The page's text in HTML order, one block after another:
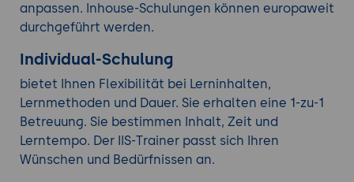
anpassen. Inhouse-Schulungen können europaweit
durchgeführt werden.
Individual-Schulung
bietet Ihnen Flexibilität bei Lerninhalten,
Lernmethoden und Dauer. Sie erhalten eine 1-zu-1
Betreuung. Sie bestimmen Inhalt, Zeit und
Lerntempo. Der IIS-Trainer passt sich Ihren
Wünschen und Bedürfnissen an.